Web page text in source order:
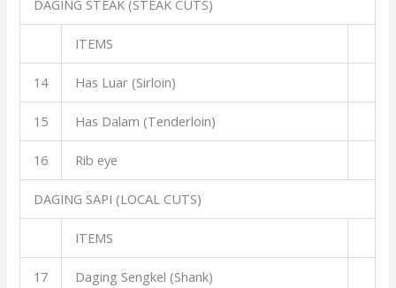
DAGING STEAK (STEAK CUTS)
ITEMS
14 Has Luar (Sirloin)
15 Has Dalam (Tenderloin)
16 Rib eye
DAGING SAPI (LOCAL CUTS)
ITEMS
17 Daging Sengkel (Shank)